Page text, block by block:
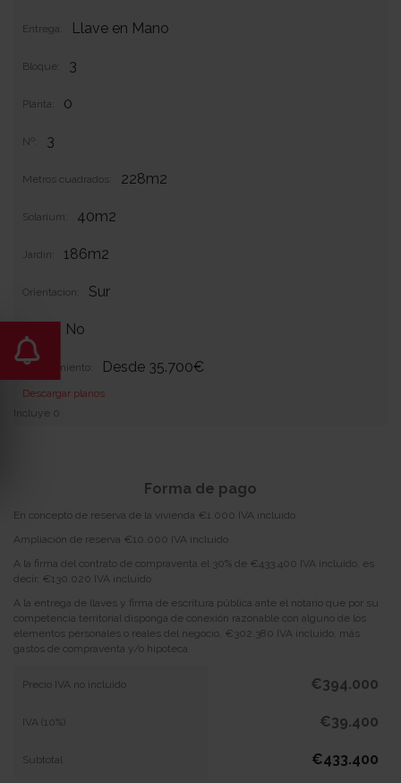
Entrega: Llave en Mano
Bloque: 3
Planta: 0
Nº: 3
Metros cuadrados: 228m2
Solarium: 40m2
Jardin: 186m2
Orientacion: Sur
No
Equipamiento: Desde 35.700€
Descargar planos
Incluye 0
Forma de pago
En concepto de reserva de la vivienda €1.000 IVA incluido
Ampliación de reserva €10.000 IVA incluido
A la firma del contrato de compraventa el 30% de €433.400 IVA incluido, es
decir, €130.020 IVA incluido
A la entrega de llaves y firma de escritura pública ante el notario que por su
competencia territorial disponga de conexión razonable con alguno de los
elementos personales o reales del negocio, €302.380 IVA incluido, más
gastos de compraventa y/o hipoteca
Precio IVA no incluido €394.000
IVA (10%) €39.400
Subtotal €433.400